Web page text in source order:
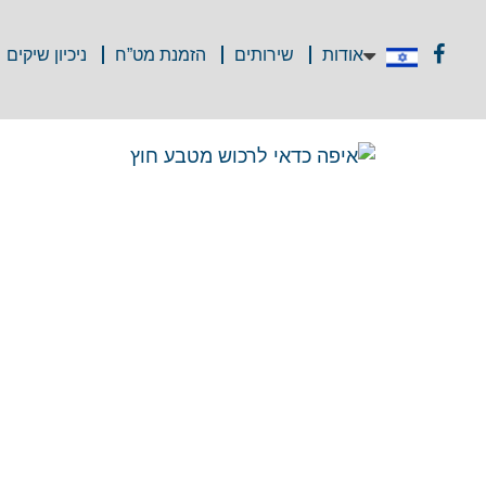
אודות שירותים הזמנת מט”ח ניכיון שיקים